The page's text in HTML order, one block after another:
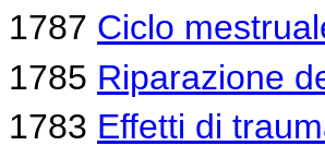
1787 Ciclo
1785 Riparazione
1783 Effetti di